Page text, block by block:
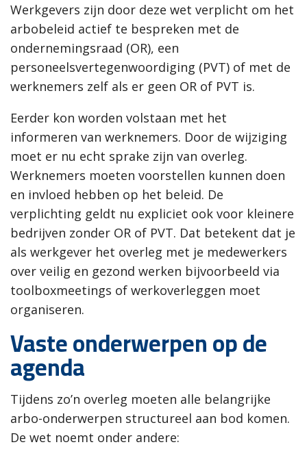
Werkgevers zijn door deze wet verplicht om het
arbobeleid actief te bespreken met de
ondernemingsraad (OR), een
personeelsvertegenwoordiging (PVT) of met de
werknemers zelf als er geen OR of PVT is.
Eerder kon worden volstaan met het
informeren van werknemers. Door de wijziging
moet er nu echt sprake zijn van overleg.
Werknemers moeten voorstellen kunnen doen
en invloed hebben op het beleid. De
verplichting geldt nu expliciet ook voor kleinere
bedrijven zonder OR of PVT. Dat betekent dat je
als werkgever het overleg met je medewerkers
over veilig en gezond werken bijvoorbeeld via
toolboxmeetings of werkoverleggen moet
organiseren.
Vaste onderwerpen op de
agenda
Tijdens zo’n overleg moeten alle belangrijke
arbo-onderwerpen structureel aan bod komen.
De wet noemt onder andere: